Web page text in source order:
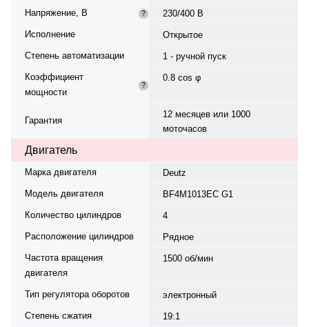
— 12 месяцев или 1000
моточасов.
Напряжение, В ?
230/400 В
Исполнение
Открытое
Степень автоматизации
1 - ручной пуск
Коэффициент
мощности
?
0.8 cos φ
Гарантия
12 месяцев или 1000
моточасов
Двигатель
Марка двигателя
Deutz
Модель двигателя
BF4M1013EC G1
Количество цилиндров
4
Расположение цилиндров
Рядное
Частота вращения
двигателя
1500 об/мин
Тип регулятора оборотов
электронный
Степень сжатия
19:1